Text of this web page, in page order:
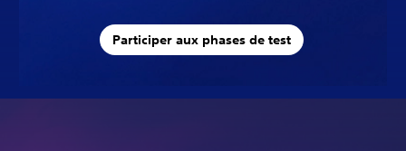
Participer aux phases de test